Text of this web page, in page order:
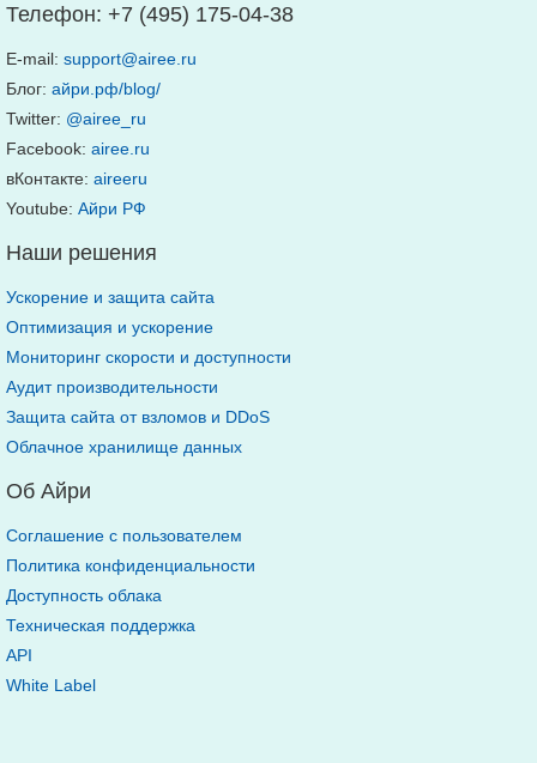
Телефон: +7 (495) 175-04-38
E-mail: support@airee.ru
Блог: айри.рф/blog/
Twitter: @airee_ru
Facebook: airee.ru
вКонтакте: aireeru
Youtube: Айри РФ
Наши решения
Ускорение и защита сайта
Оптимизация и ускорение
Мониторинг скорости и доступности
Аудит производительности
Защита сайта от взломов и DDoS
Облачное хранилище данных
Об Айри
Соглашение с пользователем
Политика конфиденциальности
Доступность облака
Техническая поддержка
API
White Label